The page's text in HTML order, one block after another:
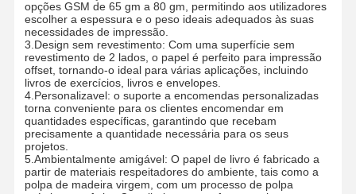
Papel deslocado
Papel de placa do marfim
Papel lustroso
Papel colorido
Papel Kraft
opções GSM de 65 gm a 80 gm, permitindo aos utilizadores
escolher a espessura e o peso ideais adequados às suas
necessidades de impressão.
3.Design sem revestimento: Com uma superfície sem
revestimento de 2 lados, o papel é perfeito para impressão
offset, tornando-o ideal para várias aplicações, incluindo
livros de exercícios, livros e envelopes.
4.Personalizavel: o suporte a encomendas personalizadas
torna conveniente para os clientes encomendar em
quantidades específicas, garantindo que recebam
precisamente a quantidade necessária para os seus
projetos.
5.Ambientalmente amigável: O papel de livro é fabricado a
partir de materiais respeitadores do ambiente, tais como a
polpa de madeira virgem, com um processo de polpa